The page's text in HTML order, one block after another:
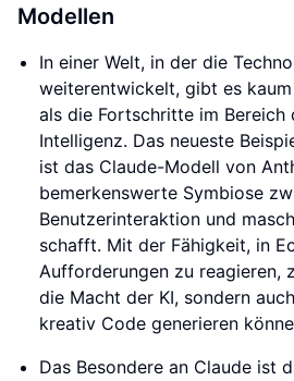
Modellen
In einer Welt, in der die
weiterentwickelt, gibt es
als die Fortschritte im Bereich
Intelligenz. Das neueste
ist das Claude-Modell von
bemerkenswerte Symbiose
Benutzerinteraktion und
schafft. Mit der Fähigkeit, in
Aufforderungen zu reagieren,
die Macht der KI, sondern
kreativ Code generieren
Das Besondere an Claude ist